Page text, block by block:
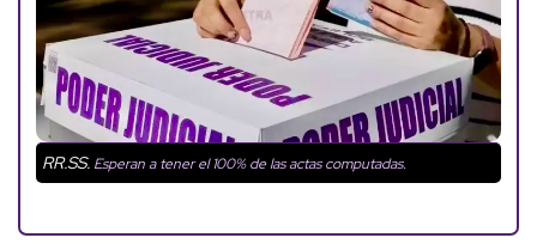
RR.SS.Esperan a tener el 100% de las actas computadas.